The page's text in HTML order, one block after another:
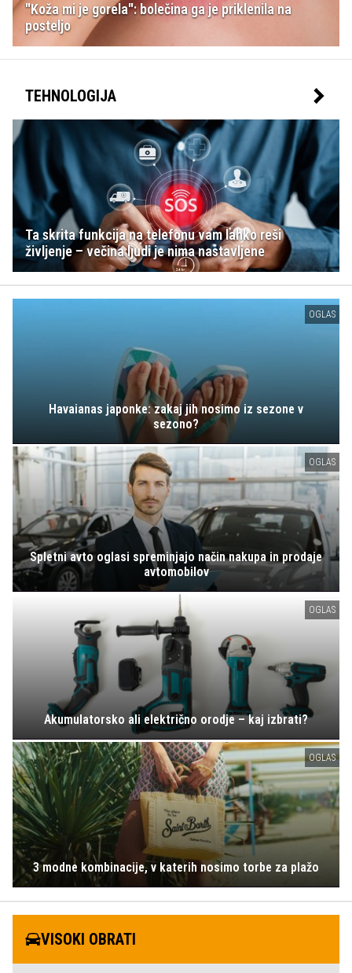
"Koža mi je gorela": bolečina ga je priklenila na
posteljo
TEHNOLOGIJA
Ta skrita funkcija na telefonu vam lahko reši
življenje – večina ljudi je nima nastavljene
OGLAS
Havaianas japonke: zakaj jih nosimo iz sezone v
sezono?
OGLAS
Spletni avto oglasi spreminjajo način nakupa in prodaje
avtomobilov
OGLAS
Akumulatorsko ali električno orodje – kaj izbrati?
OGLAS
3 modne kombinacije, v katerih nosimo torbe za plažo
VISOKI OBRATI